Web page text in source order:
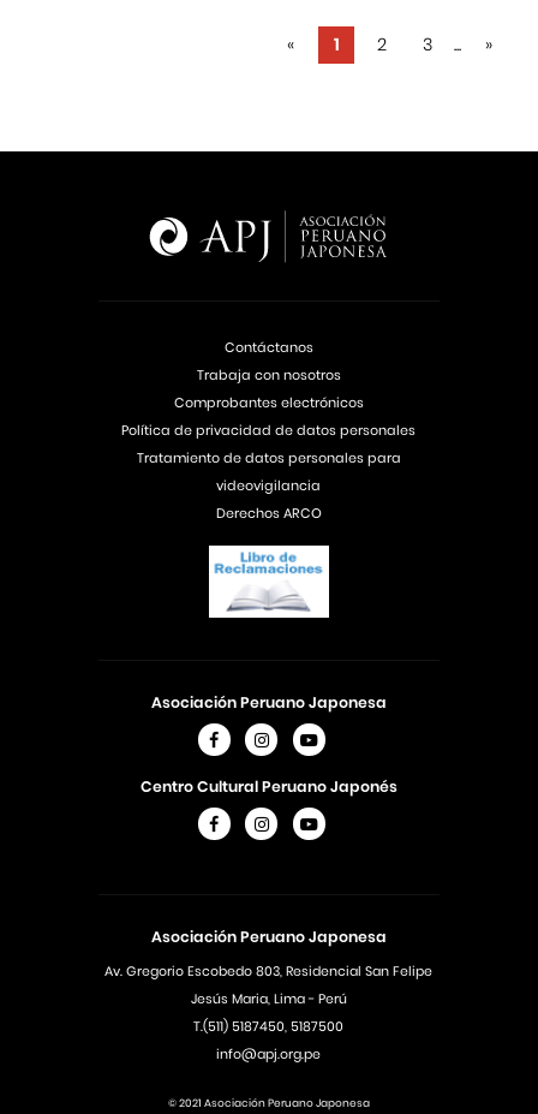
« 1 2 3 ... »
Asociación Peruano Japonesa
Av. Gregorio Escobedo 803, Residencial San Felipe
Jesús Maria, Lima - Perú
T.(511) 5187450, 5187500
info@apj.org.pe
Asociación Peruano Japonesa
Centro Cultural Peruano Japonés
Contáctanos
Trabaja con nosotros
Comprobantes electrónicos
Política de privacidad de datos personales
Tratamiento de datos personales para
videovigilancia
Derechos ARCO
© 2021 Asociación Peruano Japonesa